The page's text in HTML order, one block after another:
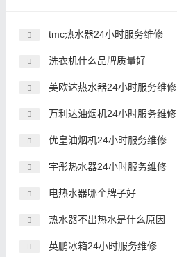
tmc热水器24小时服务维修
洗衣机什么品牌质量好
美欧达热水器24小时服务维修
万利达油烟机24小时服务维修
优皇油烟机24小时服务维修
宇彤热水器24小时服务维修
电热水器哪个牌子好
热水器不出热水是什么原因
英鹏冰箱24小时服务维修